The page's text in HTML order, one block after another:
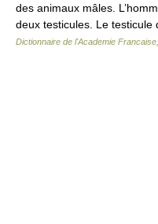
des animaux mâles.
deux testicules. Le
Dictionnaire de l'Academie